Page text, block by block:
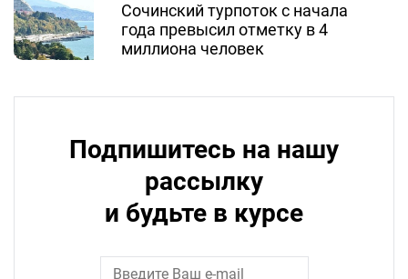
Сочинский турпоток с начала
года превысил отметку в 4
миллиона человек
Подпишитесь на нашу
рассылку
и будьте в курсе